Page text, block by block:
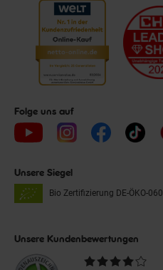
Folge uns auf
Unsere Siegel
Bio Zertifizierung DE-ÖKO-060
Unsere Kundenbewertungen
Durchschnittliche